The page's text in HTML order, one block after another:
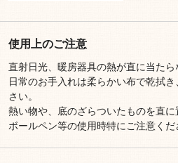
使用上のご注意
直射日光、暖房器具の熱が直に当たら
日常のお手入れは柔らかい布で乾拭
さい。
熱い物や、底のざらついたものを直
ボールペン等の使用時特にご注意く